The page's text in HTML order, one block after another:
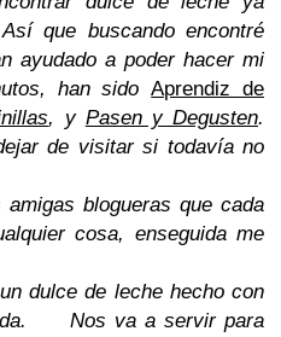
que buscando encontré
ayudado a poder hacer mi
han sidoAprendiz de
, y Pasen y Degusten.
de visitar si todavía no
blogueras que cada
cosa, enseguida me
dulce de leche hecho con
Nos va a servir para